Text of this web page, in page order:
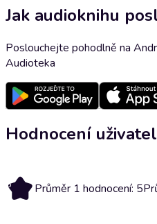
Jak audioknihu
Poslouchejte pohodlně na
Audioteka
Hodnocení
5 Průměr 1 hodnocení: 5